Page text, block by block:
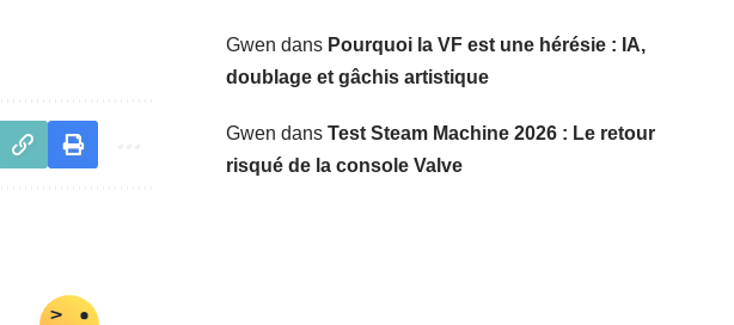
Gwen dans Pourquoi la VF est une hérésie : IA,
doublage et gâchis artistique
Gwen dans Test Steam Machine 2026 : Le retour
risqué de la console Valve